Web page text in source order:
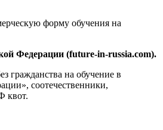
форму обучения на
Федерации (future-in-russia.com).
гражданства на обучение в
соотечественники,
квот.